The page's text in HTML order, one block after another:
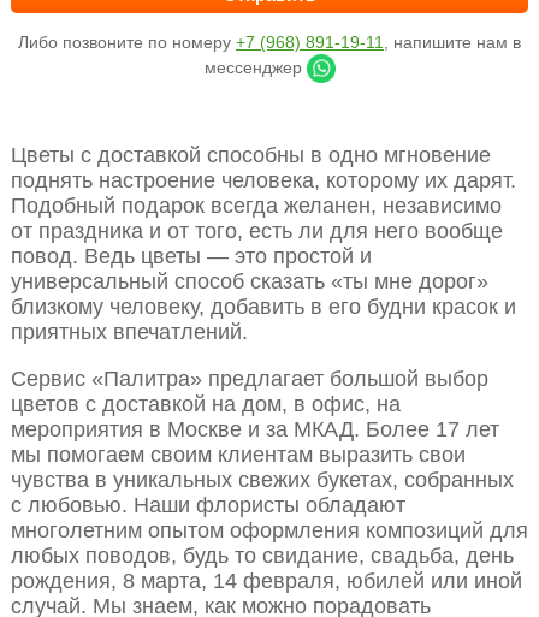
Либо позвоните по номеру +7 (968) 891-19-11
, напишите нам в
мессенджер
Цветы с доставкой способны в одно мгновение
поднять настроение человека, которому их дарят.
Подобный подарок всегда желанен, независимо
от праздника и от того, есть ли для него вообще
повод. Ведь цветы — это простой и
универсальный способ сказать «ты мне дорог»
близкому человеку, добавить в его будни красок и
приятных впечатлений.
Сервис «Палитра» предлагает большой выбор
цветов с доставкой на дом, в офис, на
мероприятия в Москве и за МКАД. Более 17 лет
мы помогаем своим клиентам выразить свои
чувства в уникальных свежих букетах, собранных
с любовью. Наши флористы обладают
многолетним опытом оформления композиций для
любых поводов, будь то свидание, свадьба, день
рождения, 8 марта, 14 февраля, юбилей или иной
случай. Мы знаем, как можно порадовать